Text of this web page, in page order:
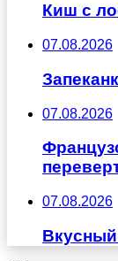
Киш с
07.08.2026
07.08.2026
07.08.2026
Вкусный